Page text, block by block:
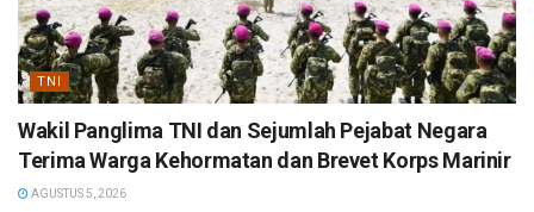
TNI
Wakil Panglima TNI dan Sejumlah Pejabat Negara
Terima Warga Kehormatan dan Brevet Korps Marinir
AGUSTUS 5, 2026